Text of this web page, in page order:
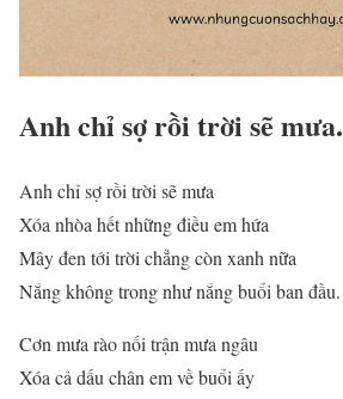
Anh chỉ sợ rồi trời sẽ mưa.
Anh chỉ sợ rồi trời sẽ mưa
Xóa nhòa hết những điều em hứa
Mây đen tới trời chẳng còn xanh nữa
Nắng không trong như nắng buổi ban đầu.
Cơn mưa rào nối trận mưa ngâu
Xóa cả dấu chân em về buổi ấy